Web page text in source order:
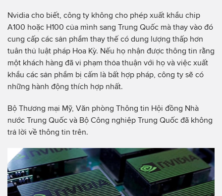
Nvidia cho biết, công ty không cho phép xuất khẩu chip
A100 hoặc H100 của mình sang Trung Quốc mà thay vào đó
cung cấp các sản phẩm thay thế có dung lượng thấp hơn
tuân thủ luật pháp Hoa Kỳ. Nếu họ nhận được thông tin rằng
một khách hàng đã vi phạm thỏa thuận với họ và việc xuất
khẩu các sản phẩm bị cấm là bất hợp pháp, công ty sẽ có
những hành động thích hợp nhất.
Bộ Thương mại Mỹ, Văn phòng Thông tin Hội đồng Nhà
nước Trung Quốc và Bộ Công nghiệp Trung Quốc đã không
trả lời về thông tin trên.